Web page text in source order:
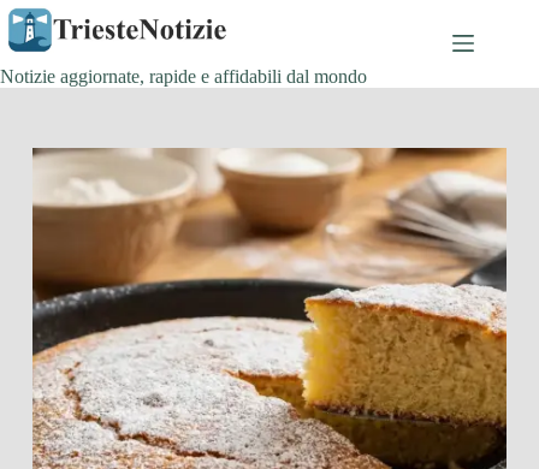
Salta
contenuto
Notizie aggiornate, rapide e affidabili dal mondo